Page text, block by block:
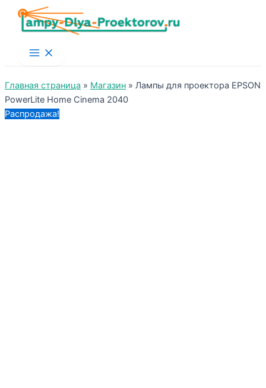
Main
Menu
Главная страница » Магазин » Лампы для проектора EPSON
PowerLite Home Cinema 2040
Распродажа!